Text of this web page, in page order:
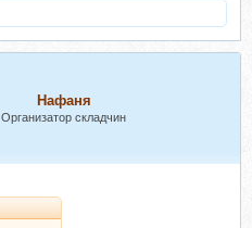
Нафаня
Организатор складчин